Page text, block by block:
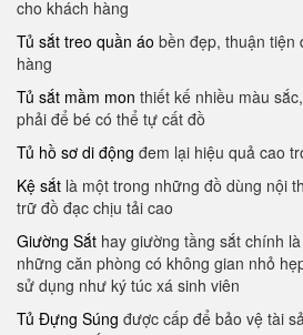
cho khách hàng
Tủ sắt treo quần áo bền đẹp, thuận tiện
hàng
Tủ sắt mầm mon thiết kế nhiều màu
phải để bé có thể tự cất đồ
Tủ hồ sơ di động đem lại hiệu quả cao
Kệ sắt là một trong những đồ dùng nội
trữ đồ đạc chịu tải cao
Giường Sắt hay giường tầng sắt chính
những căn phòng có không gian nhỏ
sử dụng như ký túc xá sinh viên
Tủ Đựng Súng được cấp để bảo vệ tài